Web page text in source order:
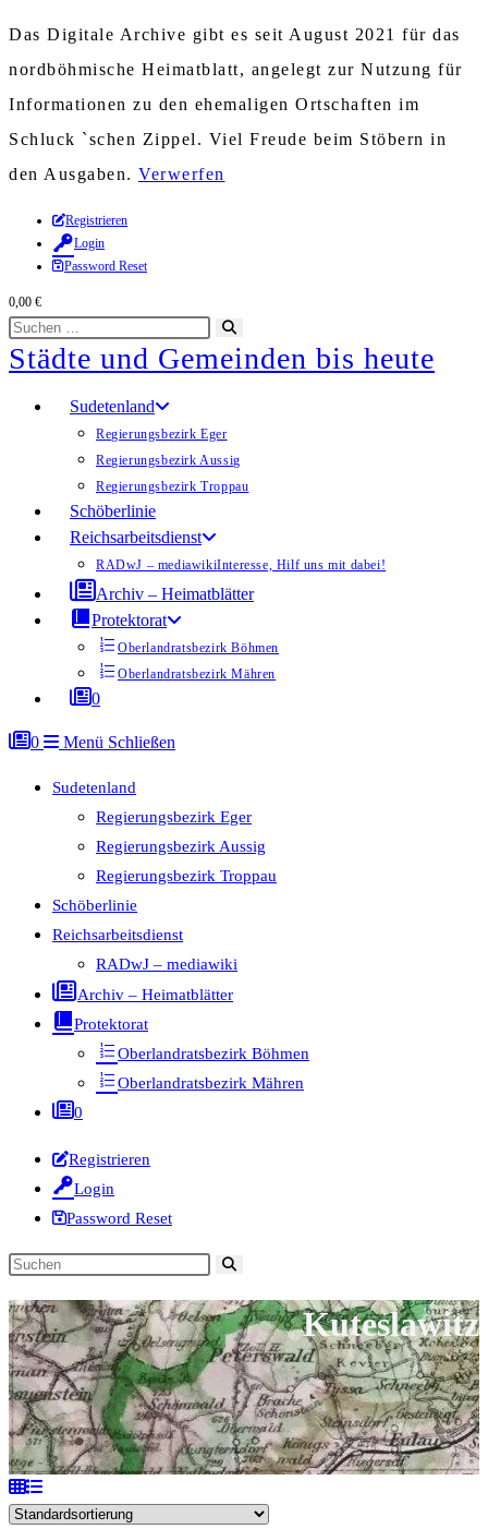
Das Digitale Archive gibt es seit August 2021 für das
nordböhmische Heimatblatt, angelegt zur Nutzung für
Informationen zu den ehemaligen Ortschaften im
Schluck `schen Zippel. Viel Freude beim Stöbern in
den Ausgaben. Verwerfen
Zum
Inhalt
springen
Registrieren
Login
Password Reset
0,00 €
Diese
Website
durchsuchen
starten
Städte und Gemeinden bis heute
Sudetenland
Regierungsbezirk Eger
Regierungsbezirk Aussig
Regierungsbezirk Troppau
Schöberlinie
Reichsarbeitsdienst
RADwJ – mediawikiInteresse, Hilf uns mit dabei!
Archiv – Heimatblätter
Protektorat
Oberlandratsbezirk Böhmen
Oberlandratsbezirk Mähren
0
0 Menü Schließen
Sudetenland
Regierungsbezirk Eger
Regierungsbezirk Aussig
Regierungsbezirk Troppau
Schöberlinie
Reichsarbeitsdienst
RADwJ – mediawiki
Archiv – Heimatblätter
Protektorat
Oberlandratsbezirk Böhmen
Oberlandratsbezirk Mähren
0
Registrieren
Login
Password Reset
Diese
durchsuchen
Kuteslawitz